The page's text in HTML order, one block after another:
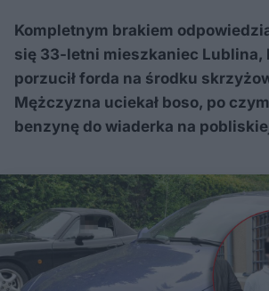
Kompletnym brakiem
się 33-letni mieszkaniec Lublina,
porzucił forda na środku
Mężczyzna uciekał boso, po
benzynę do wiaderka na